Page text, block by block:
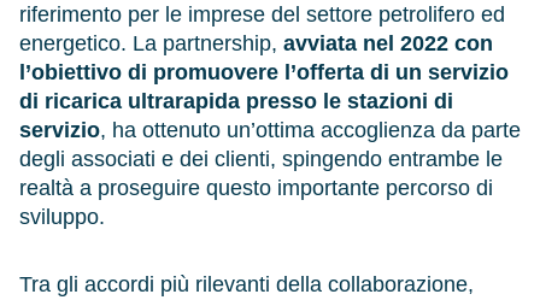
riferimento per le imprese del settore petrolifero ed
energetico. La partnership, avviata nel 2022 con
l’obiettivo di promuovere l’offerta di un servizio
di ricarica ultrarapida presso le stazioni di
servizio, ha ottenuto un’ottima accoglienza da parte
degli associati e dei clienti, spingendo entrambe le
realtà a proseguire questo importante percorso di
sviluppo.
Tra gli accordi più rilevanti della collaborazione,